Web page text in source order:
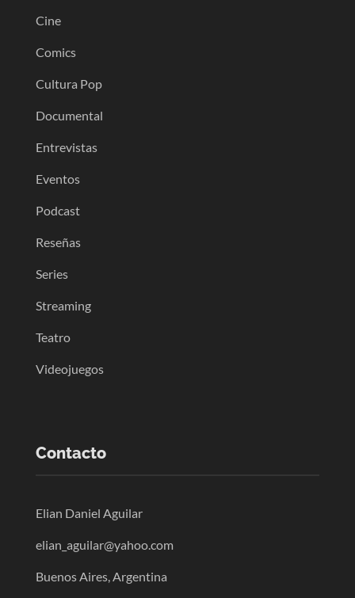
Cine
Comics
Cultura Pop
Documental
Entrevistas
Eventos
Podcast
Reseñas
Series
Streaming
Teatro
Videojuegos
Contacto
Elian Daniel Aguilar
elian_aguilar@yahoo.com
Buenos Aires, Argentina